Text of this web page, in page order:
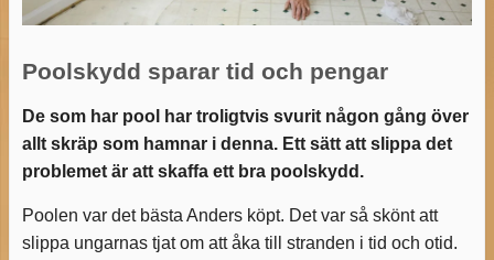
Poolskydd sparar tid och pengar
De som har pool har troligtvis svurit någon gång över
allt skräp som hamnar i denna. Ett sätt att slippa det
problemet är att skaffa ett bra poolskydd.
Poolen var det bästa Anders köpt. Det var så skönt att
slippa ungarnas tjat om att åka till stranden i tid och otid.